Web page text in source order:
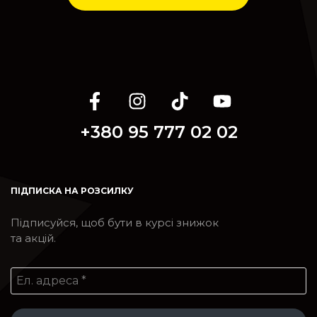
+380 95 777 02 02
ПІДПИСКА НА РОЗСИЛКУ
Підписуйся, щоб бути в курсі знижок
та акцій.